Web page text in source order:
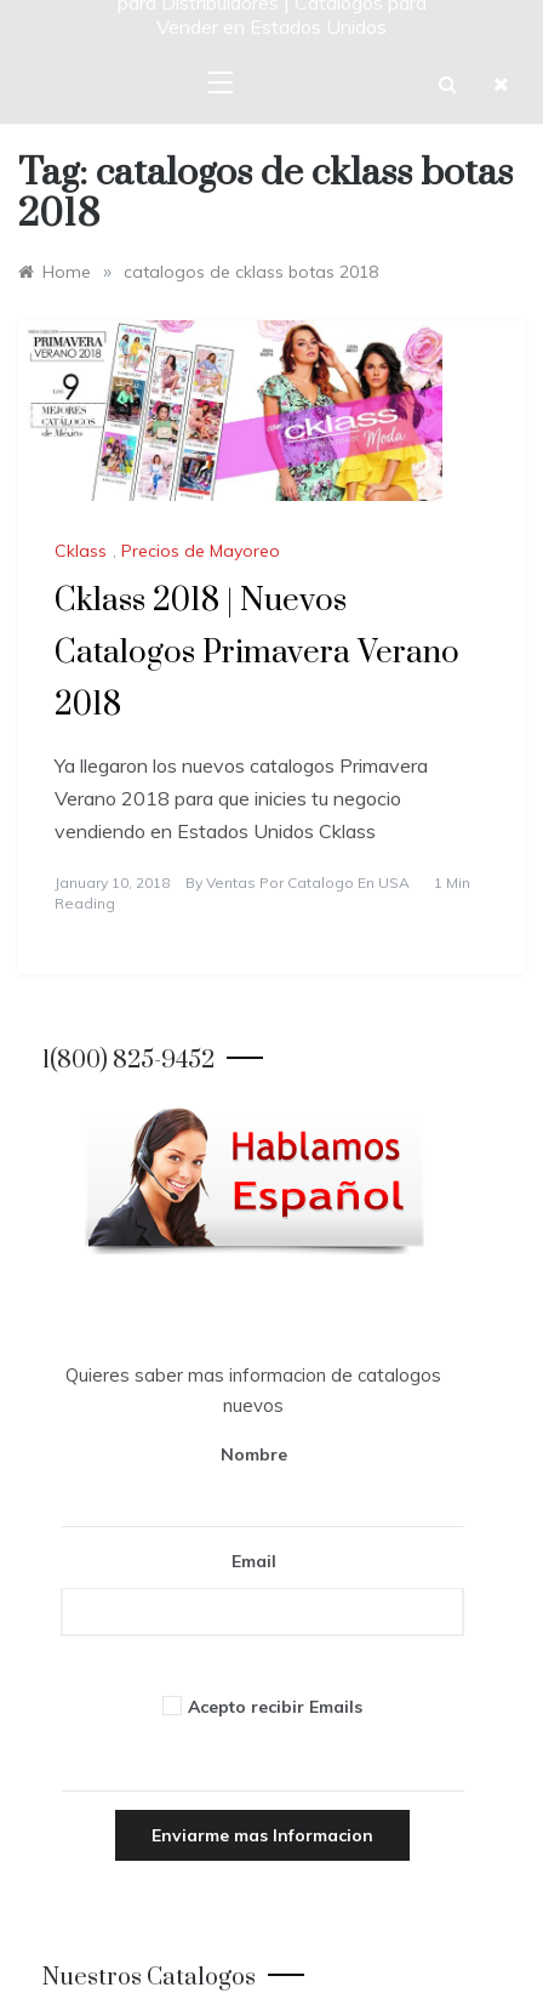
Vender en Estados Unidos
Tag: catalogos de cklass botas
2018
Home » catalogos de cklass botas 2018
Cklass , Precios de Mayoreo
Cklass 2018 | Nuevos
Catalogos Primavera Verano
2018
Ya llegaron los nuevos catalogos Primavera
Verano 2018 para que inicies tu negocio
vendiendo en Estados Unidos Cklass
January 10, 2018 By Ventas Por Catalogo En USA
1 Min
Reading
1(800) 825-9452
Quieres saber mas informacion de catalogos
nuevos
Nombre
Email
Acepto recibir Emails
Nuestros Catalogos